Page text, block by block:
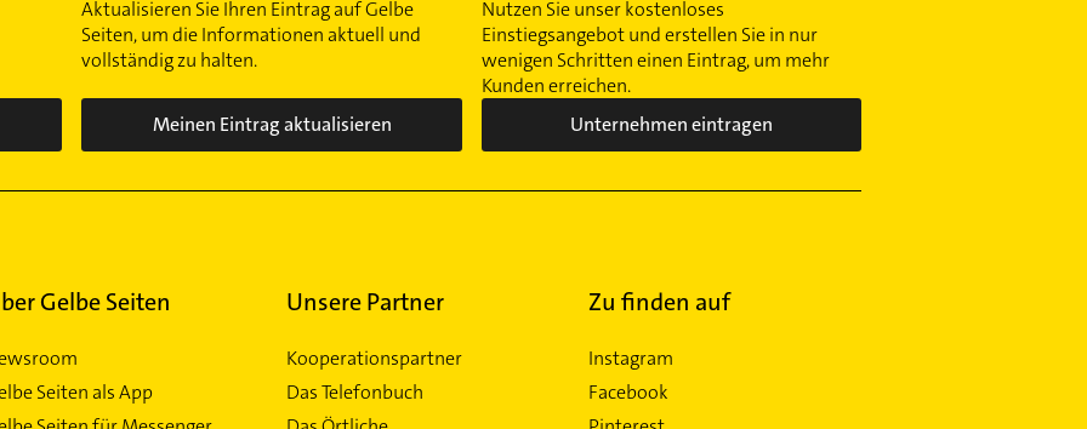
Aktualisieren Sie Ihren Eintrag auf Gelbe
Seiten, um die Informationen aktuell und
vollständig zu halten.
Meinen Eintrag aktualisieren
Nutzen Sie unser kostenloses
Einstiegsangebot und erstellen Sie in nur
wenigen Schritten einen Eintrag, um mehr
Kunden erreichen.
Unternehmen eintragen
Gelbe Seiten
Seiten als App
Unsere Partner
Kooperationspartner
Das Telefonbuch
Zu finden auf
Instagram
Facebook